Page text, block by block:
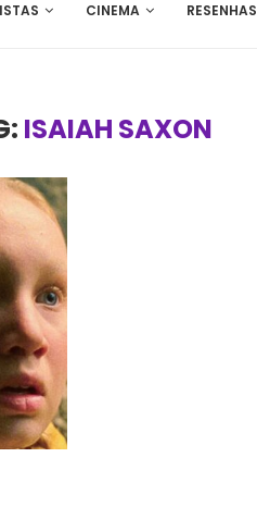
CINEMA RESENHAS
ISAIAH SAXON